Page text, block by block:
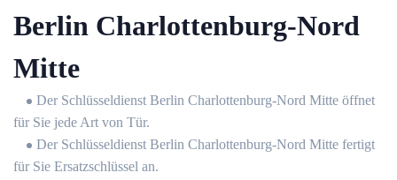
Berlin Charlottenburg-Nord
Mitte
Der Schlüsseldienst Berlin Charlottenburg-Nord Mitte öffnet
für Sie jede Art von Tür.
Der Schlüsseldienst Berlin Charlottenburg-Nord Mitte fertigt
für Sie Ersatzschlüssel an.